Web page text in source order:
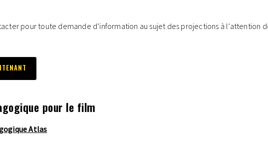
pour toute demande d’information au sujet des projections à l’attention
pour le film
Atlas